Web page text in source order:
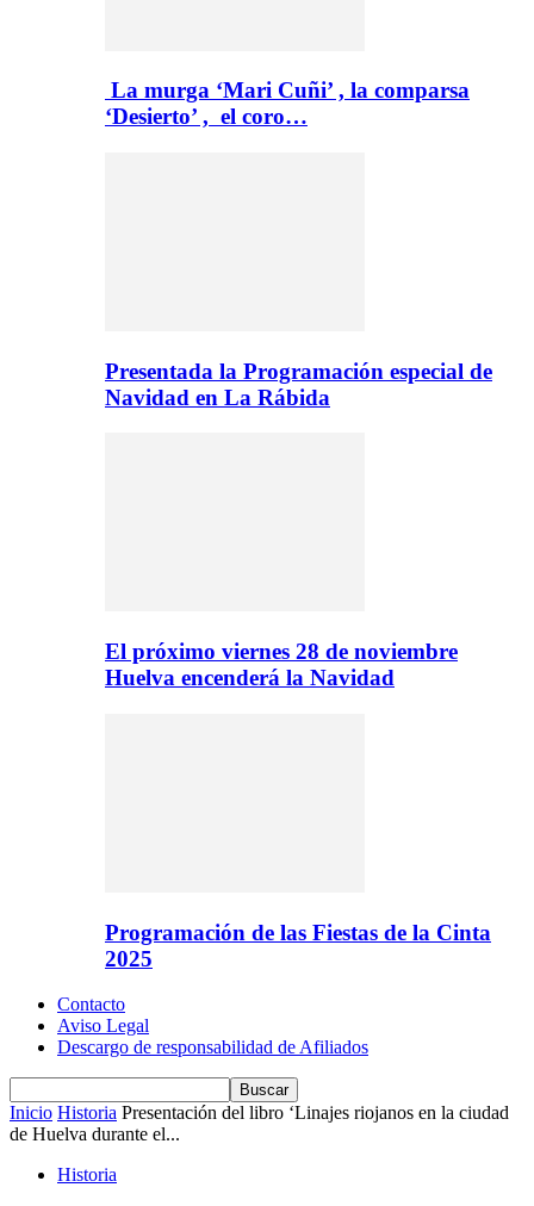
La murga ‘Mari Cuñi’ , la comparsa
‘Desierto’ , el coro…
Presentada la Programación especial de
Navidad en La Rábida
El próximo viernes 28 de noviembre
Huelva encenderá la Navidad
Programación de las Fiestas de la Cinta
2025
Contacto
Aviso Legal
Descargo de responsabilidad de Afiliados
Inicio Historia Presentación del libro ‘Linajes riojanos en la ciudad
de Huelva durante el...
Historia